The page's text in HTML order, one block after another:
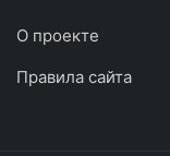
О проекте
Правила сайта